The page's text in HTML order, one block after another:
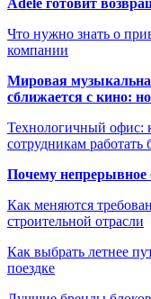
Adele готовит
Что нужно знать о
компании
Мировая
сближается с кино:
Технологичный офис:
сотрудникам
Почему непрерывное
Как меняются
строительной отрасли
Как выбрать летнее
поездке